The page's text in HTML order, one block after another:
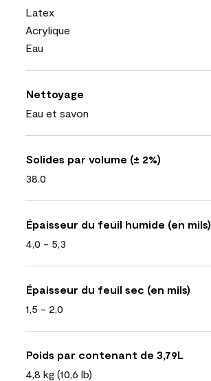
Latex
Acrylique
Eau
Nettoyage
Eau et savon
Solides par volume (± 2%)
38.0
Épaisseur du feuil humide (en mils)
4,0 - 5,3
Épaisseur du feuil sec (en mils)
1,5 - 2,0
Poids par contenant de 3,79L
4,8 kg (10,6 lb)